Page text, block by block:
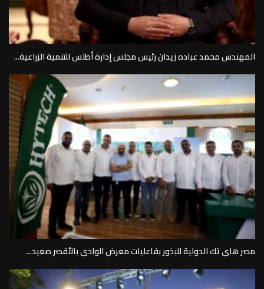
المهندس محمد عباده زيدان رئيس مجلس إدارة أطلس للتنمية الزراعية...
مصر هاى تك الدولية للبذور بفاعليات معرض الوادى بالأقصر صعيد...